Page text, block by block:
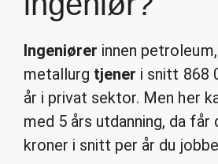
Ingeniører innen
metallurg tjener i snitt 868
år i privat sektor. Men her
med 5 års utdanning, da får
kroner i snitt per år du